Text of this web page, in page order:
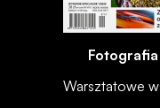
Warsztatowe